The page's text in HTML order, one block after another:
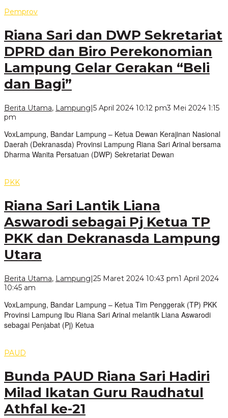
Pemprov
Riana Sari dan DWP Sekretariat
DPRD dan Biro Perekonomian
Lampung Gelar Gerakan “Beli
dan Bagi”
Berita Utama, Lampung|5 April 2024 10:12 pm3 Mei 2024 1:15
pm
VoxLampung, Bandar Lampung – Ketua Dewan Kerajinan Nasional
Daerah (Dekranasda) Provinsi Lampung Riana Sari Arinal bersama
Dharma Wanita Persatuan (DWP) Sekretariat Dewan
PKK
Riana Sari Lantik Liana
Aswarodi sebagai Pj Ketua TP
PKK dan Dekranasda Lampung
Utara
Berita Utama, Lampung|25 Maret 2024 10:43 pm1 April 2024
10:45 am
VoxLampung, Bandar Lampung – Ketua Tim Penggerak (TP) PKK
Provinsi Lampung Ibu Riana Sari Arinal melantik Liana Aswarodi
sebagai Penjabat (Pj) Ketua
PAUD
Bunda PAUD Riana Sari Hadiri
Milad Ikatan Guru Raudhatul
Athfal ke-21